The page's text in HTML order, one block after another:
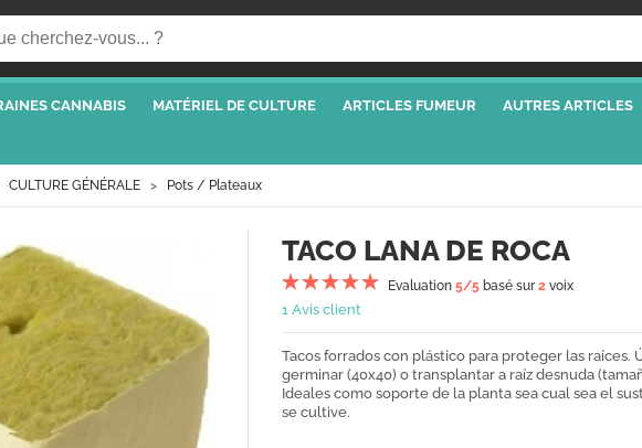
CANNABIS MATÉRIEL DE CULTURE ARTICLES FUMEUR AUTRES ARTICLES
CULTURE GÉNÉRALE Pots / Plateaux
TACO LANA DE ROCA
Evaluation 5/5 basé sur2 voix
1 Avis client
Tacos forrados con plástico para proteger las raíces.
germinar (40x40) o transplantar a raíz desnuda
Ideales como soporte de la planta sea cual sea el
se cultive.